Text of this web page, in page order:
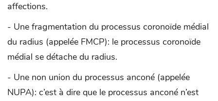
affections.
- Une fragmentation du processus coronoïde médial
du radius (appelée FMCP): le processus coronoïde
médial se détache du radius.
- Une non union du processus anconé (appelée
NUPA): c’est à dire que le processus anconé n’est